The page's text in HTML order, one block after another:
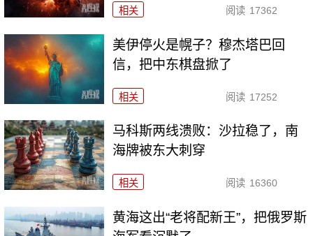
相关 阅读 17362
美伊停火是幌子？穆杰塔巴回
信，把中东棋盘掀了
相关 阅读 17252
马科斯两线溃败：沙拉稳了，南
海牌被东大刺穿
相关 阅读 16360
黄海这出“老将配新王”，把俄罗斯